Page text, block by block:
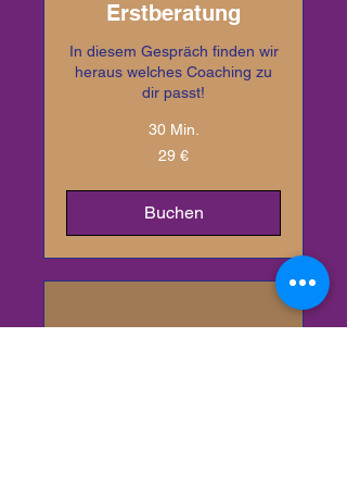
Erstberatung
In diesem Gespräch finden wir
heraus welches Coaching zu
dir passt!
30 Min.
29 €
Buchen